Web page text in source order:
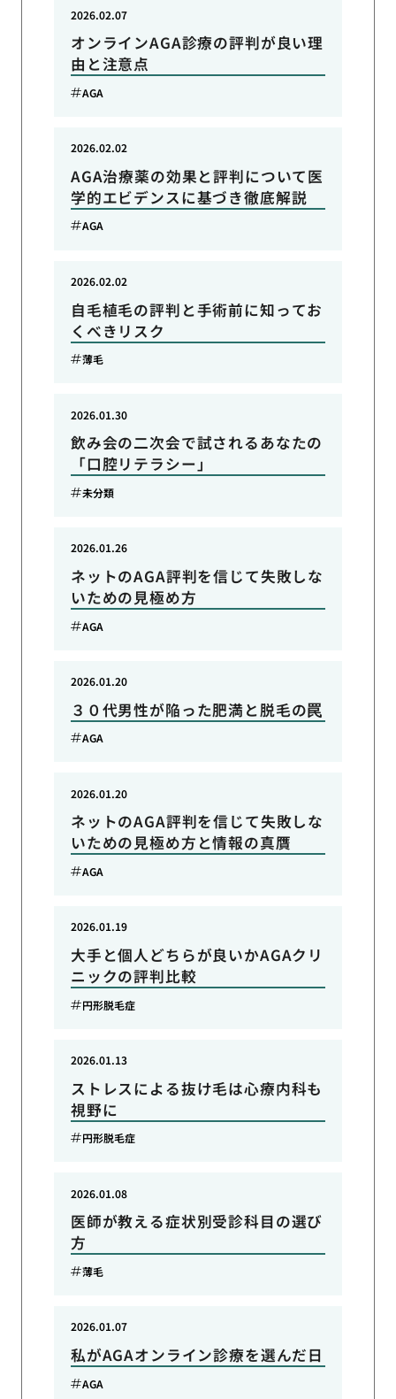
オンラインAGA診療の評判が良い理
由と注意点
2026.02.07
AGA
AGA治療薬の効果と評判について医
学的エビデンスに基づき徹底解説
2026.02.02
AGA
自毛植毛の評判と手術前に知ってお
くべきリスク
2026.02.02
薄毛
飲み会の二次会で試されるあなたの
「口腔リテラシー」
2026.01.30
未分類
ネットのAGA評判を信じて失敗しな
いための見極め方
2026.01.26
AGA
３０代男性が陥った肥満と脱毛の罠
2026.01.20
AGA
ネットのAGA評判を信じて失敗しな
いための見極め方と情報の真贋
2026.01.20
AGA
大手と個人どちらが良いかAGAクリ
ニックの評判比較
2026.01.19
円形脱毛症
ストレスによる抜け毛は心療内科も
視野に
2026.01.13
円形脱毛症
医師が教える症状別受診科目の選び
方
2026.01.08
薄毛
私がAGAオンライン診療を選んだ日
2026.01.07
AGA